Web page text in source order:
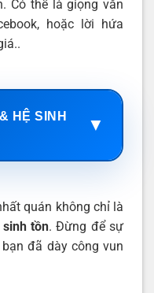
Có thể là giọng văn
hoặc lời hứa
HỆ SINH
▼
quán không chỉ là
tồn. Đừng để sự
đã dày công vun